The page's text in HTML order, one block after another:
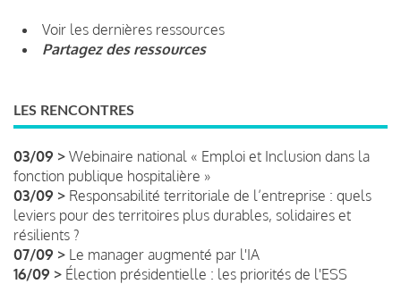
Voir les dernières ressources
Partagez des ressources
LES RENCONTRES
03/09 > Webinaire national « Emploi et Inclusion dans la
fonction publique hospitalière »
03/09 > Responsabilité territoriale de l’entreprise : quels
leviers pour des territoires plus durables, solidaires et
résilients ?
07/09 > Le manager augmenté par l'IA
16/09 > Élection présidentielle : les priorités de l'ESS